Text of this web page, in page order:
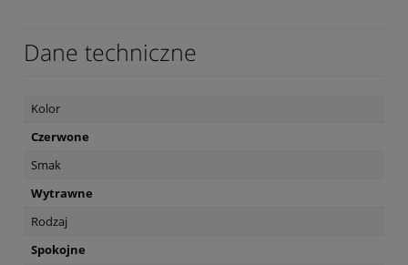
Dane techniczne
Kolor
Czerwone
Smak
Wytrawne
Rodzaj
Spokojne